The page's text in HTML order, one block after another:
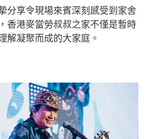
享令現場來賓深刻感受到家舍
香港麥當勞叔叔之家不僅是暫時
解凝聚而成的大家庭。